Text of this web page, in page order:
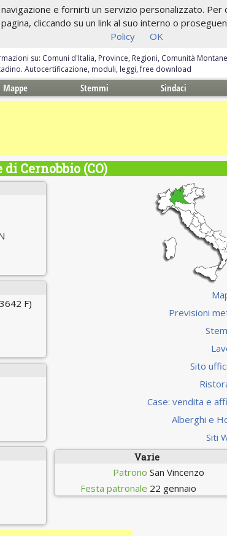
e fornirti un servizio personalizzato.
cliccando su un link al suo interno o
Policy
OK
su: Comuni d'Italia, Province, Regioni, Comunità
Autocertificazione, moduli, leggi, free download
Mappe Stemmi Sindaci
di Cernobbio (CO)
F)
Previsioni
Sito
Case: vendita e
Alberghi e
Siti
Varie
Patrono San Vincenzo
Festa patronale 22 gennaio